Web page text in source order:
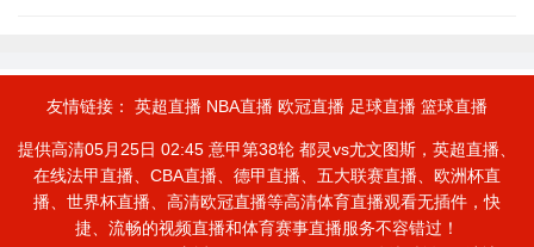
友情链接： 英超直播 NBA直播 欧冠直播 足球直播 篮球直播
提供高清05月25日 02:45 意甲第38轮 都灵vs尤文图斯，英超直播、
在线法甲直播、CBA直播、德甲直播、五大联赛直播、欧洲杯直
播、世界杯直播、高清欧冠直播等高清体育直播观看无插件，快
捷、流畅的视频直播和体育赛事直播服务不容错过！